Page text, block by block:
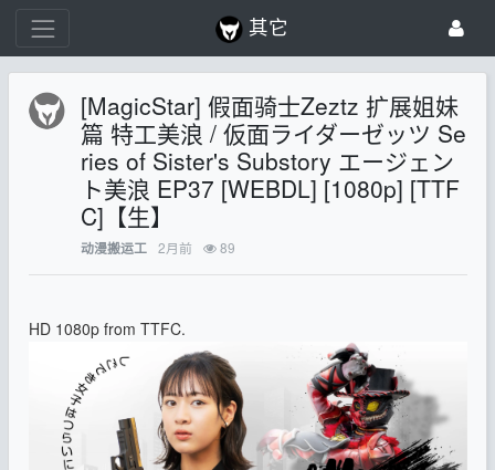
其它
[MagicStar] 假面骑士Zeztz 扩展姐妹
篇 特工美浪 / 仮面ライダーゼッツ Se
ries of Sister's Substory エージェン
ト美浪 EP37 [WEBDL] [1080p] [TTF
C]【生】
动漫搬运工 2月前 89
HD 1080p from TTFC.